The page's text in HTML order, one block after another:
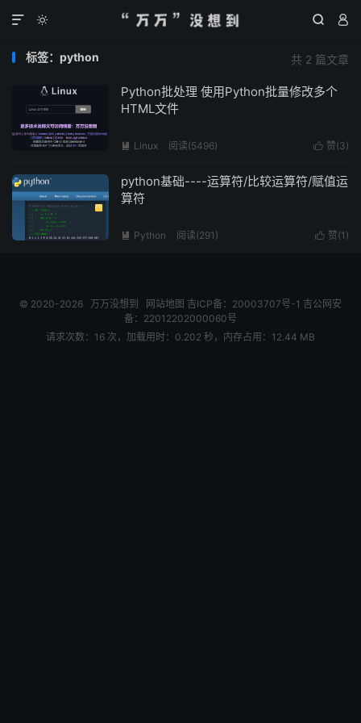
  

共 2 篇文章
标签：python
Python批处理 使用Python批量修改多个
HTML文件
 赞(3)
 Linux 阅读(5496)
python基础----运算符/比较运算符/赋值运
算符
 赞(1 )
 Python 阅读(291 )
© 2020-2026 万万没想到 网站地图 吉ICP备：20003707号-1 吉公网安
备：22012202000060号
请求次数：16 次，加载用时：0.202 秒，内存占用：12.44 MB